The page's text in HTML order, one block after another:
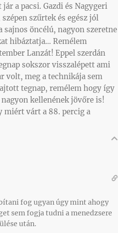
a pacsi. Gazdi és Nagygeri
szűrtek és egész jól
sajnos öncélú, nagyon szeretne
hibáztatja… Remélem
Lanzát! Eppel szerdán
sokszor visszalépett ami
volt, meg a technikája sem
tegnap, remélem hogy így
kellenének jövőre is!
miért várt a 88. percig a
fog ugyan úgy mint ahogy
sem fogja tudni a menedzsere
után.